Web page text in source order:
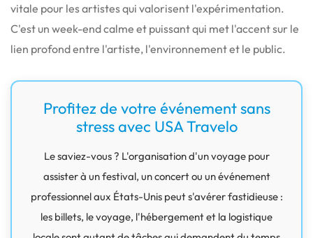
vitale pour les artistes qui valorisent l'expérimentation.
C'est un week-end calme et puissant qui met l'accent sur le
lien profond entre l'artiste, l'environnement et le public.
Profitez de votre événement sans
stress avec USA Travelo
Le saviez-vous ? L'organisation d'un voyage pour
assister à un festival, un concert ou un événement
professionnel aux États-Unis peut s'avérer fastidieuse :
les billets, le voyage, l'hébergement et la logistique